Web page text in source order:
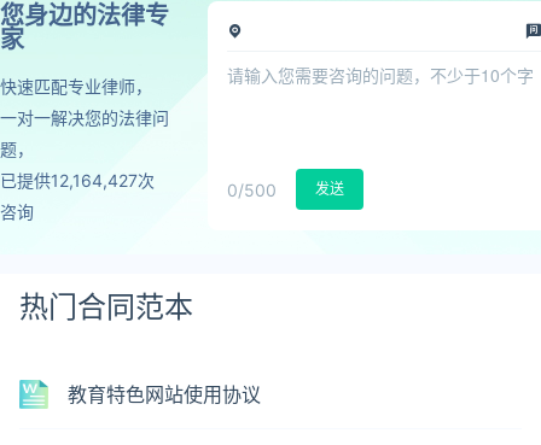
您身边的法律专
家
快速匹配专业律师，
一对一解决您的法律问
题，
已提供12,164,427次
咨询
0/500 发送
热门合同范本
教育特色网站使用协议